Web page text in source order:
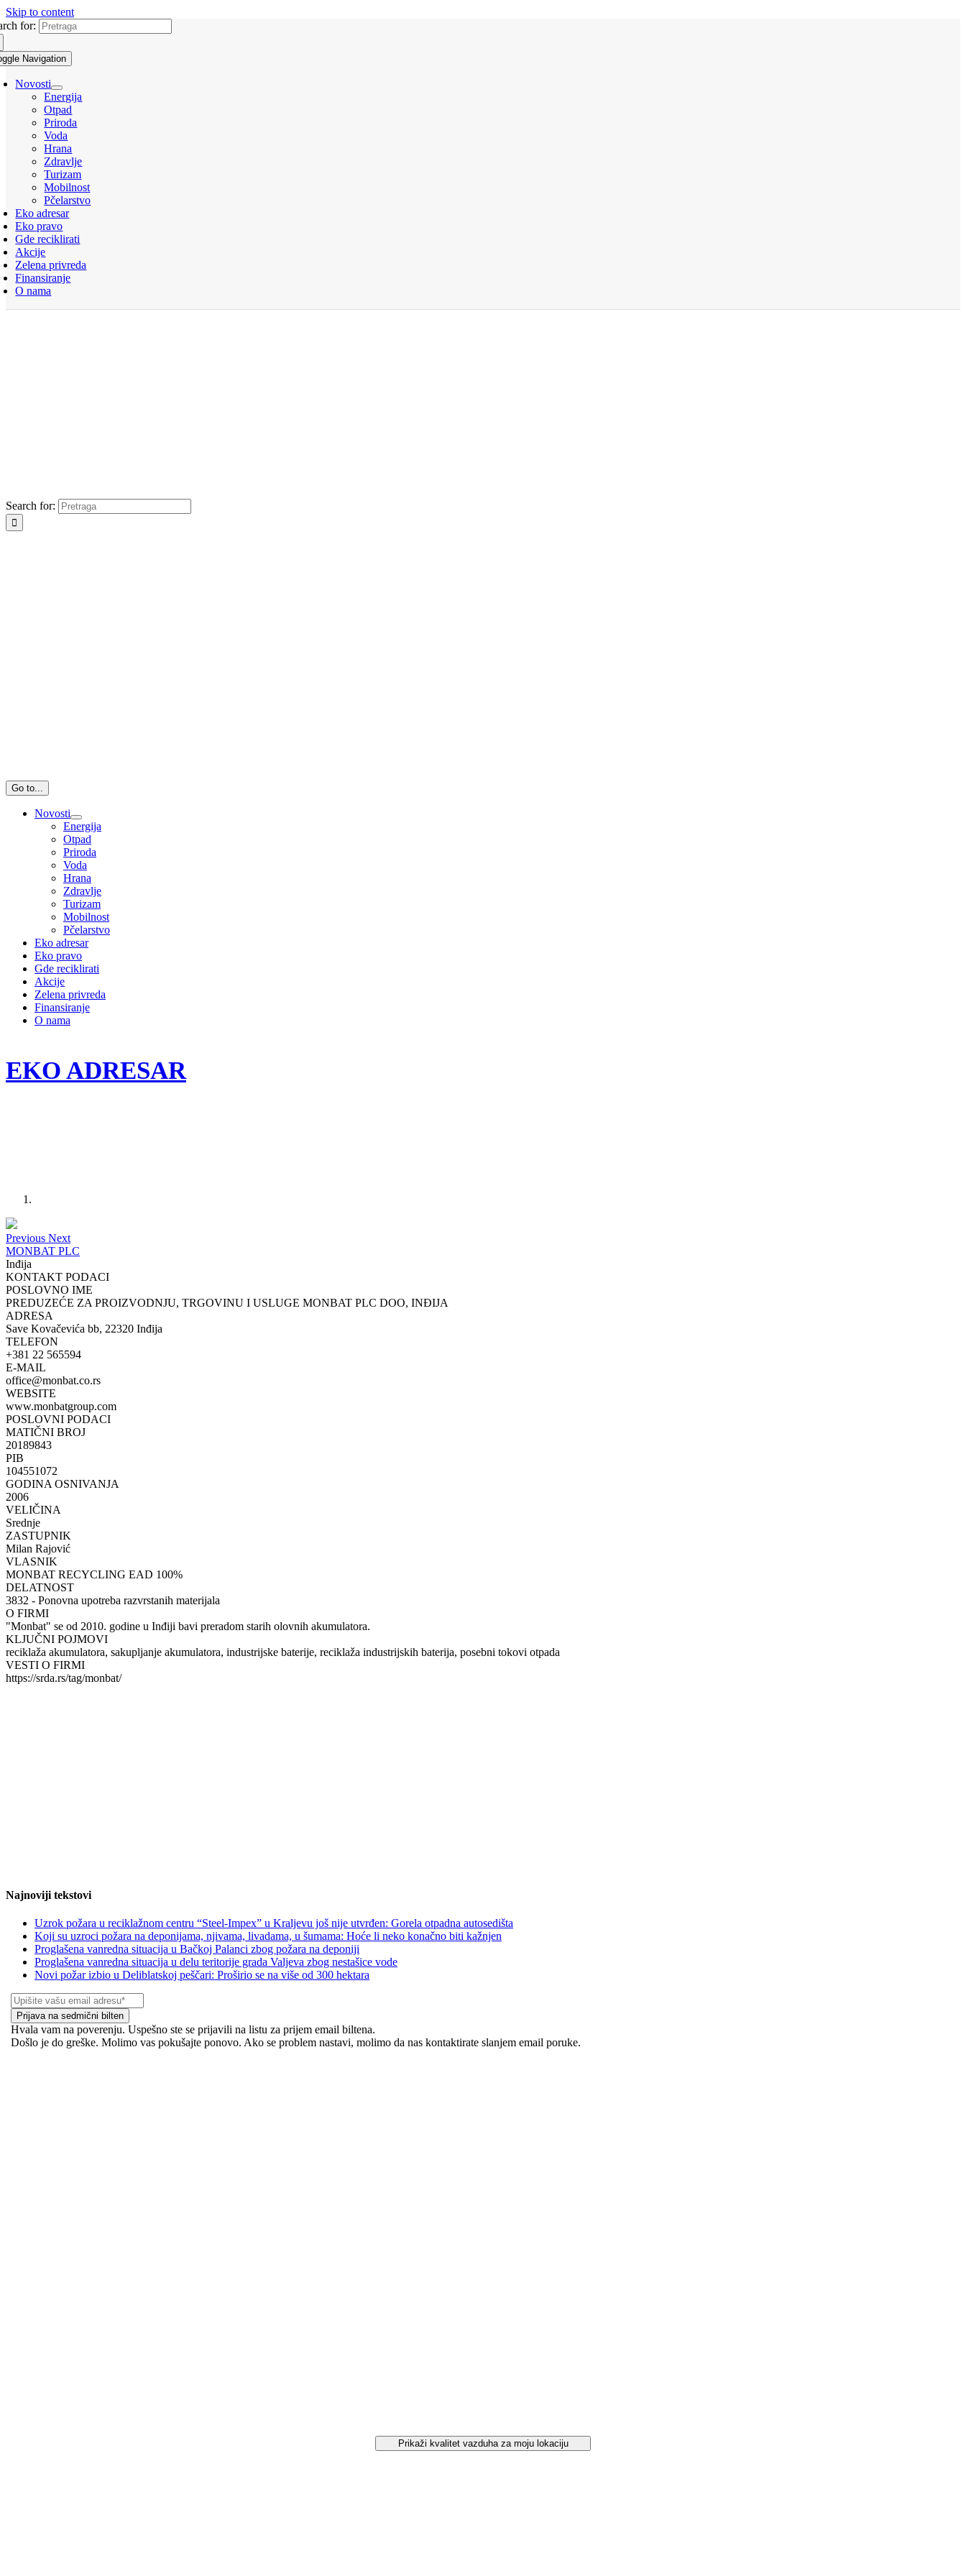
Skip to content
for:
Navigation
Novosti
Energija
Otpad
Priroda
Voda
Hrana
Zdravlje
Turizam
Mobilnost
Pčelarstvo
Eko adresar
Eko pravo
Gde reciklirati
Akcije
Zelena privreda
Finansiranje
O nama
Search for:
Go to...
Novosti
Energija
Otpad
Priroda
Voda
Hrana
Zdravlje
Turizam
Mobilnost
Pčelarstvo
Eko adresar
Eko pravo
Gde reciklirati
Akcije
Zelena privreda
Finansiranje
O nama
EKO ADRESAR
Previous Next
MONBAT PLC
Inđija
KONTAKT PODACI
POSLOVNO IME
PREDUZEĆE ZA PROIZVODNJU, TRGOVINU I USLUGE MONBAT PLC DOO, INĐIJA
ADRESA
Save Kovačevića bb, 22320 Inđija
TELEFON
+381 22 565594
E-MAIL
office@monbat.co.rs
WEBSITE
www.monbatgroup.com
POSLOVNI PODACI
MATIČNI BROJ
20189843
PIB
104551072
GODINA OSNIVANJA
2006
VELIČINA
Srednje
ZASTUPNIK
Milan Rajović
VLASNIK
MONBAT RECYCLING EAD 100%
DELATNOST
3832 - Ponovna upotreba razvrstanih materijala
O FIRMI
"Monbat" se od 2010. godine u Inđiji bavi preradom starih olovnih akumulatora.
KLJUČNI POJMOVI
reciklaža akumulatora, sakupljanje akumulatora, industrijske baterije, reciklaža industrijskih baterija, posebni tokovi otpada
VESTI O FIRMI
https://srda.rs/tag/monbat/
Najnoviji tekstovi
Uzrok požara u reciklažnom centru “Steel-Impex” u Kraljevu još nije utvrđen: Gorela otpadna autosedišta
Koji su uzroci požara na deponijama, njivama, livadama, u šumama: Hoće li neko konačno biti kažnjen
Proglašena vanredna situacija u Bačkoj Palanci zbog požara na deponiji
Proglašena vanredna situacija u delu teritorije grada Valjeva zbog nestašice vode
Novi požar izbio u Deliblatskoj peščari: Proširio se na više od 300 hektara
Prijava na sedmični bilten
Hvala vam na poverenju. Uspešno ste se prijavili na listu za prijem email biltena.
Došlo je do greške. Molimo vas pokušajte ponovo. Ako se problem nastavi, molimo da nas kontaktirate slanjem email poruke.
Prikaži kvalitet vazduha za moju lokaciju